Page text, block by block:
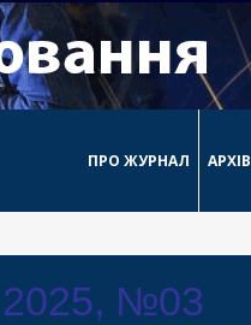
ПРО ЖУРНАЛ
2025, №03